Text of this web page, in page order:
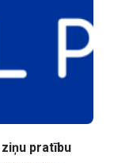
pratību